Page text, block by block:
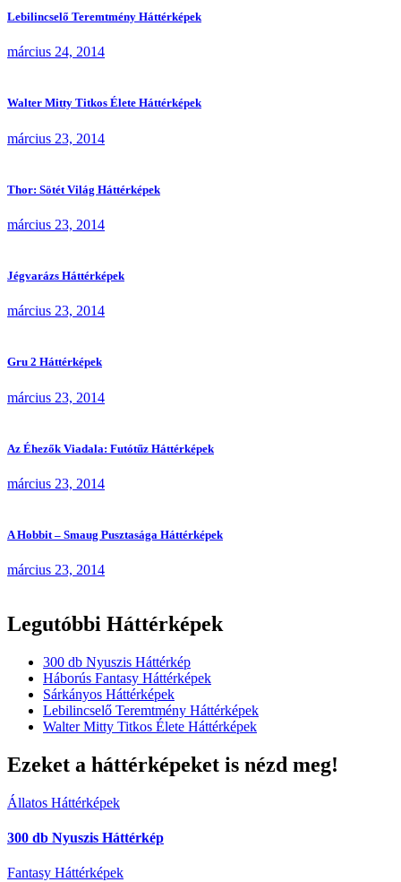
Lebilincselő Teremtmény Háttérképek
március 24, 2014
Walter Mitty Titkos Élete Háttérképek
március 23, 2014
Thor: Sötét Világ Háttérképek
március 23, 2014
Jégvarázs Háttérképek
március 23, 2014
Gru 2 Háttérképek
március 23, 2014
Az Éhezők Viadala: Futótűz Háttérképek
március 23, 2014
A Hobbit – Smaug Pusztasága Háttérképek
március 23, 2014
Legutóbbi Háttérképek
300 db Nyuszis Háttérkép
Háborús Fantasy Háttérképek
Sárkányos Háttérképek
Lebilincselő Teremtmény Háttérképek
Walter Mitty Titkos Élete Háttérképek
Ezeket a háttérképeket is nézd meg!
Állatos Háttérképek
300 db Nyuszis Háttérkép
Fantasy Háttérképek